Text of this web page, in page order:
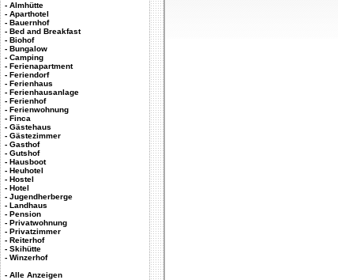
- Almhütte
- Aparthotel
- Bauernhof
- Bed and Breakfast
- Biohof
- Bungalow
- Camping
- Ferienapartment
- Feriendorf
- Ferienhaus
- Ferienhausanlage
- Ferienhof
- Ferienwohnung
- Finca
- Gästehaus
- Gästezimmer
- Gasthof
- Gutshof
- Hausboot
- Heuhotel
- Hostel
- Hotel
- Jugendherberge
- Landhaus
- Pension
- Privatwohnung
- Privatzimmer
- Reiterhof
- Skihütte
- Winzerhof
- Alle Anzeigen